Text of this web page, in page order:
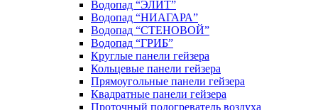
Водопад “ЭЛИТ”
Водопад “НИАГАРА”
Водопад “СТЕНОВОЙ”
Водопад “ГРИБ”
Круглые панели гейзера
Кольцевые панели гейзера
Прямоугольные панели гейзера
Квадратные панели гейзера
Проточный подогреватель воздуха